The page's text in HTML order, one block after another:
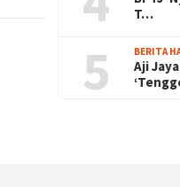
T…
5 BERITA
Aji